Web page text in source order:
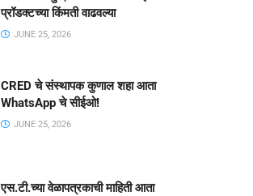
प्रॉडक्टच्या किंमती वाढवल्या
JUNE 25, 2026
CRED चे संस्थापक कुणाल शहा आता
WhatsApp चे सीईओ!
JUNE 25, 2026
एस.टी.च्या वेळापत्रकाची माहिती आता